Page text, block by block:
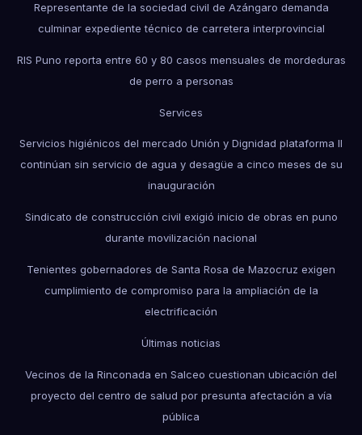
Representante de la sociedad civil de Azángaro demanda
culminar expediente técnico de carretera interprovincial
RIS Puno reporta entre 60 y 80 casos mensuales de mordeduras
de perro a personas
Services
Servicios higiénicos del mercado Unión y Dignidad plataforma II
continúan sin servicio de agua y desagüe a cinco meses de su
inauguración
Sindicato de construcción civil exigió inicio de obras en puno
durante movilización nacional
Tenientes gobernadores de Santa Rosa de Mazocruz exigen
cumplimiento de compromiso para la ampliación de la
electrificación
Últimas noticias
Vecinos de la Rinconada en Salceo cuestionan ubicación del
proyecto del centro de salud por presunta afectación a vía
pública